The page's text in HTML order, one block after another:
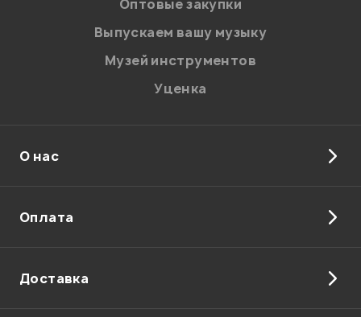
Оптовые закупки
Выпускаем вашу музыку
Музей инструментов
Уценка
О нас
Оплата
Доставка